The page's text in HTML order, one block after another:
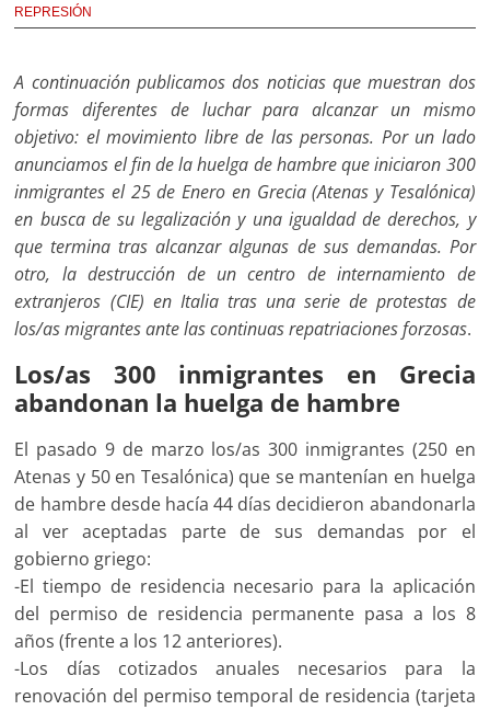
REPRESIÓN
A continuación publicamos dos noticias que muestran dos
formas diferentes de luchar para alcanzar un mismo
objetivo: el movimiento libre de las personas. Por un lado
anunciamos el fin de la huelga de hambre que iniciaron 300
inmigrantes el 25 de Enero en Grecia (Atenas y Tesalónica)
en busca de su legalización y una igualdad de derechos, y
que termina tras alcanzar algunas de sus demandas. Por
otro, la destrucción de un centro de internamiento de
extranjeros (CIE) en Italia tras una serie de protestas de
los/as migrantes ante las continuas repatriaciones forzosas.
Los/as 300 inmigrantes en Grecia
abandonan la huelga de hambre
El pasado 9 de marzo los/as 300 inmigrantes (250 en
Atenas y 50 en Tesalónica) que se mantenían en huelga
de hambre desde hacía 44 días decidieron abandonarla
al ver aceptadas parte de sus demandas por el
gobierno griego:
-El tiempo de residencia necesario para la aplicación
del permiso de residencia permanente pasa a los 8
años (frente a los 12 anteriores).
-Los días cotizados anuales necesarios para la
renovación del permiso temporal de residencia (tarjeta